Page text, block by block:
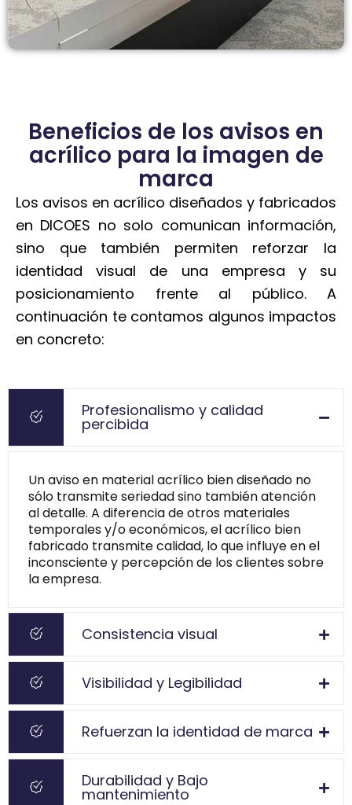
Beneficios de los avisos en
acrílico para la imagen de
marca
Los avisos en acrílico diseñados y fabricados
en DICOES no solo comunican información,
sino que también permiten reforzar la
identidad visual de una empresa y su
posicionamiento frente al público. A
continuación te contamos algunos impactos
en concreto:
Profesionalismo y calidad
percibida
Un aviso en material acrílico bien diseñado no
sólo transmite seriedad sino también atención
al detalle. A diferencia de otros materiales
temporales y/o económicos, el acrílico bien
fabricado transmite calidad, lo que influye en el
inconsciente y percepción de los clientes sobre
la empresa.
Consistencia visual
Visibilidad y Legibilidad
Refuerzan la identidad de marca
Durabilidad y Bajo
mantenimiento